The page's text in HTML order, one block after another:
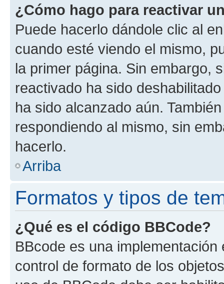
¿Cómo hago para reactivar
Puede hacerlo dándole clic al
cuando esté viendo el mismo,
la primer página. Sin embargo,
reactivado ha sido
ha sido alcanzado aún.
respondiendo al mismo, sin
hacerlo.
Arriba
Formatos y tipos de
¿Qué es el código BBCode?
BBcode es una
control de formato de los